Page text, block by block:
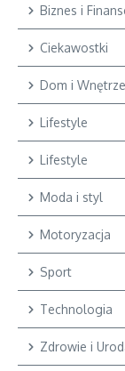
Biznes i
Ciekawostki
Dom i Wnętrze
Lifestyle
Lifestyle
Moda i styl
Motoryzacja
Sport
Technologia
Zdrowie i